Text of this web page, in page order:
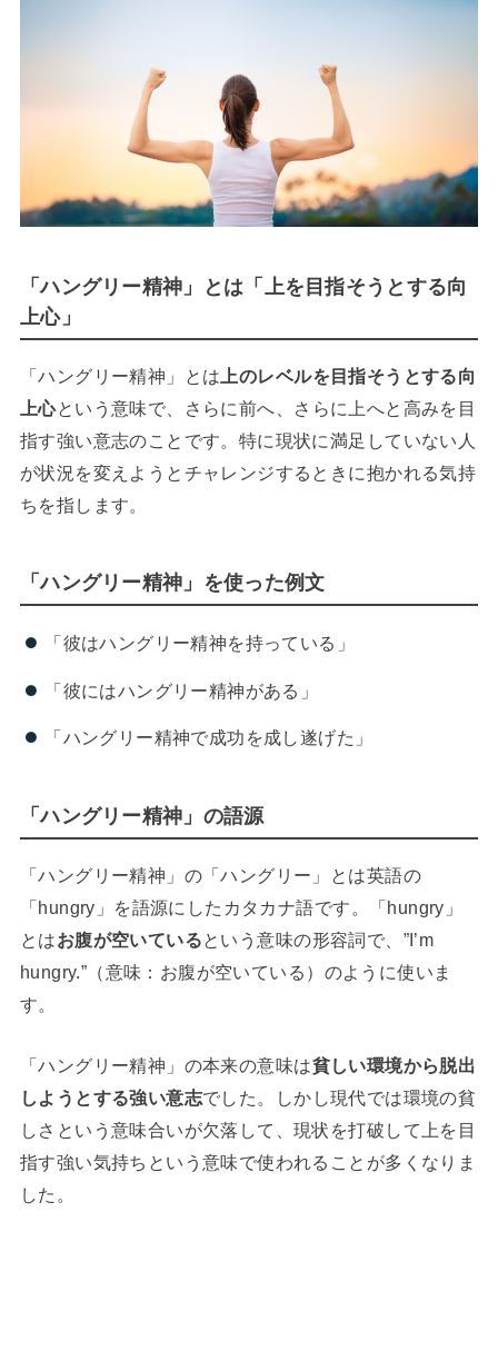
「ハングリー精神」とは「上を目指そうとする向
上心」
「ハングリー精神」とは 上のレベルを目指そうとする向
上心という意味で、さらに前へ、さらに上へと高みを目
指す強い意志のことです。特に現状に満足していない人
が状況を変えようとチャレンジするときに抱かれる気持
ちを指します。
「ハングリー精神」を使った例文
「彼はハングリー精神を持っている」
「彼にはハングリー精神がある」
「ハングリー精神で成功を成し遂げた」
「ハングリー精神」の語源
「ハングリー精神」の「ハングリー」とは英語の
「hungry」を語源にしたカタカナ語です。「hungry」
とはお腹が空いているという意味の形容詞で、”I’m
hungry.”（意味：お腹が空いている）のように使いま
す。
「ハングリー精神」の本来の意味は貧しい環境から脱出
しようとする強い意志でした。しかし現代では環境の貧
しさという意味合いが欠落して、現状を打破して上を目
指す強い気持ちという意味で使われることが多くなりま
した。